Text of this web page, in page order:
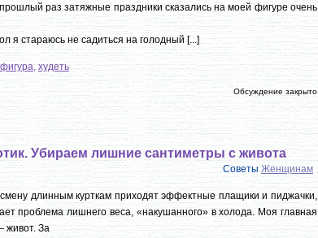
раз затяжные праздники сказались на моей фигуре очень
я стараюсь не садиться на голодный [...]
фигура, худеть
Обсуждение закрыто
Убираем лишние сантиметры с живота
Советы Женщинам
смену длинным курткам приходят эффектные плащики и пиджачки,
проблема лишнего веса, «накушанного» в холода. Моя главная
живот. За